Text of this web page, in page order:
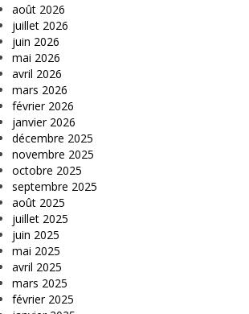
août 2026
juillet 2026
juin 2026
mai 2026
avril 2026
mars 2026
février 2026
janvier 2026
décembre 2025
novembre 2025
octobre 2025
septembre 2025
août 2025
juillet 2025
juin 2025
mai 2025
avril 2025
mars 2025
février 2025